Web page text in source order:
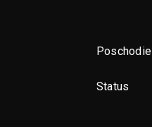
Poschodie
Status